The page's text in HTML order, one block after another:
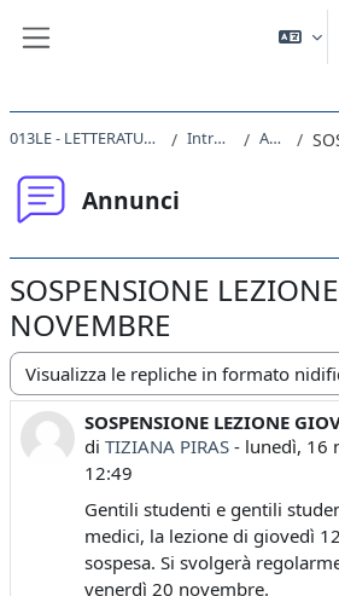
013LE - LETTERATURA ITALIANA 2020 Introduzione Annunci
Annunci
SOSPENSIONE
NOVEMBRE
Modalità visualizzazione
SOSPENSIONE LEZIONE
di TIZIANA PIRAS- lunedì, 16
12:49
Numero di risposte: 0
Gentili studenti e gentili
medici, la lezione di giovedì
sospesa. Si svolgerà
venerdì 20 novembre.